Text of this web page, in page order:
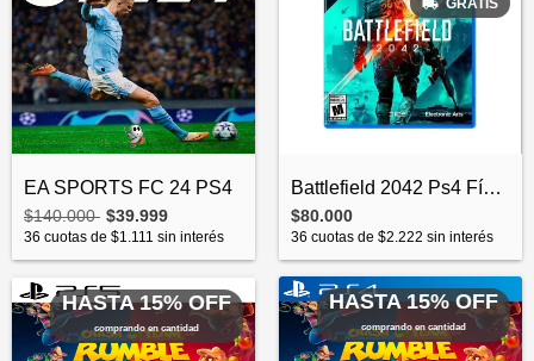
EA SPORTS FC 24 PS4
$140.000 $39.999
36 cuotas de $1.111 sin interés
GRATIS
Battlefield 2042 Ps4 Físico
$80.000
36 cuotas de $2.222 sin interés
HASTA 15% OFF
comprando en cantidad
HASTA 15% OFF
comprando en cantidad